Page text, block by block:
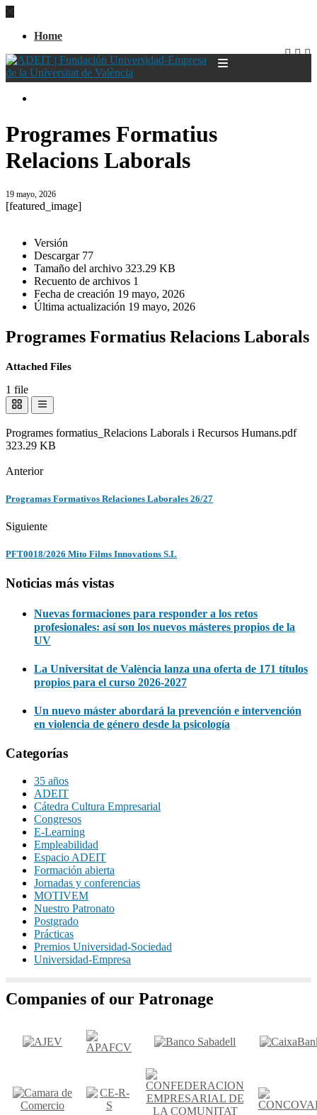
Home
Programes Formatius
Relacions Laborals
19 mayo, 2026
[featured_image]
Versión
Descargar 77
Tamaño del archivo 323.29 KB
Recuento de archivos 1
Fecha de creación 19 mayo, 2026
Última actualización 19 mayo, 2026
Programes Formatius Relacions Laborals
Attached Files
1 file
Programes formatius_Relacions Laborals i Recursos Humans.pdf
323.29 KB
Anterior
Programas Formativos Relaciones Laborales 26/27
Siguiente
PFT0018/2026 Mito Films Innovations S.L
Noticias más vistas
Nuevas formaciones para responder a los retos
profesionales: así son los nuevos másteres propios de la
UV
La Universitat de València lanza una oferta de 171 títulos
propios para el curso 2026-2027
Un nuevo máster abordará la prevención e intervención
en violencia de género desde la psicología
Categorías
35 años
ADEIT
Cátedra Cultura Empresarial
Congresos
E-Learning
Empleabilidad
Espacio ADEIT
Formación abierta
Jornadas y conferencias
MOTIVEM
Nuestro Patronato
Postgrado
Prácticas
Premios Universidad-Sociedad
Universidad-Empresa
Companies of our Patronage